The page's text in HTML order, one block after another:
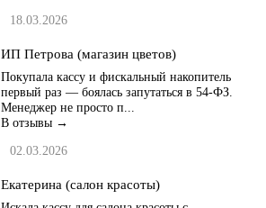
18.03.2026
ИП Петрова (магазин цветов)
Покупала кассу и фискальный накопитель
первый раз — боялась запутаться в 54-ФЗ.
Менеджер не просто п...
В отзывы →
02.03.2026
Екатерина (салон красоты)